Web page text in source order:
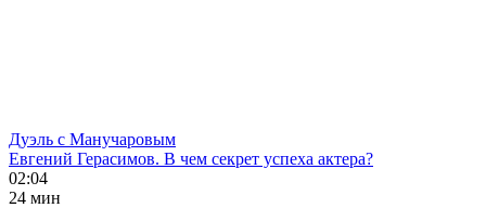
Дуэль с Манучаровым
Евгений Герасимов. В чем секрет успеха актера?
02:04
24 мин